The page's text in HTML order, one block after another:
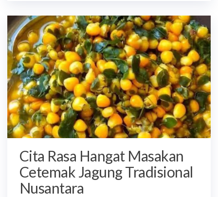
Cita Rasa Hangat Masakan
Cetemak Jagung Tradisional
Nusantara